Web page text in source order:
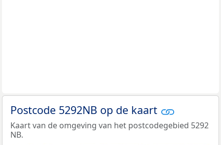
Postcode 5292NB op de kaart
Kaart van de omgeving van het postcodegebied 5292
NB.